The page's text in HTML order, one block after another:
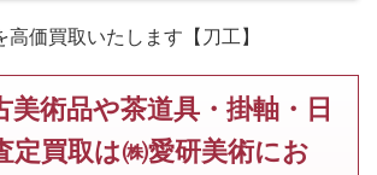
価買取いたします【刀工】
美術品や茶道具・掛軸・日
定買取は㈱愛研美術にお